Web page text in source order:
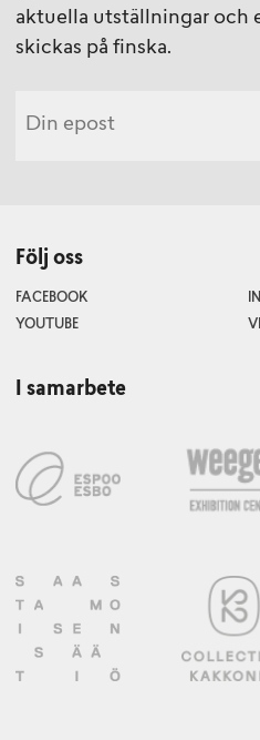
aktuella utställningar och
skickas på finska.
Följ oss
FACEBOOK
YOUTUBE
I samarbete